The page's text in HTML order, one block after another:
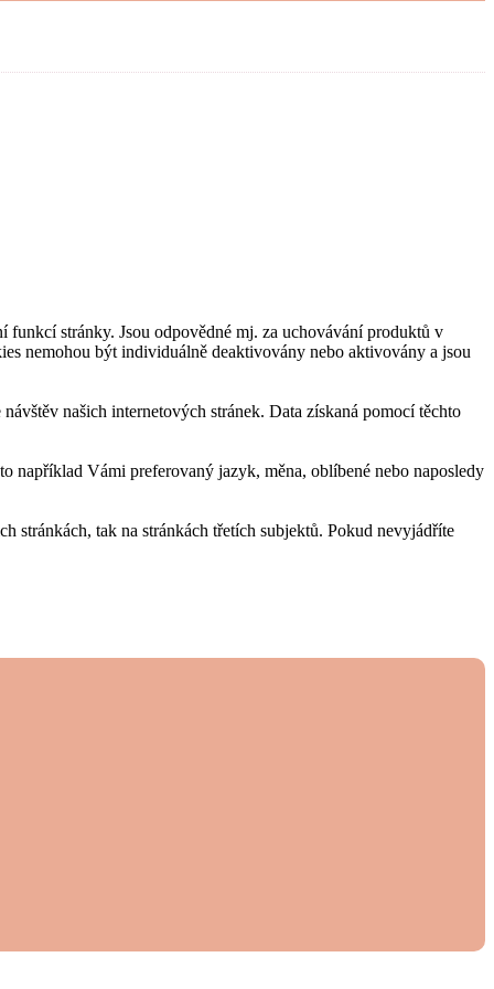
stránky. Jsou odpovědné mj. za uchovávání produktů v
nemohou být individuálně deaktivovány nebo aktivovány a jsou
našich internetových stránek. Data získaná pomocí těchto
například Vámi preferovaný jazyk, měna, oblíbené nebo naposledy
stránkách, tak na stránkách třetích subjektů. Pokud nevyjádříte